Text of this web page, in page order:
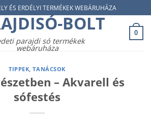
ÉS ERDÉLYI TERMÉKEK WEBÁRUHÁZA
BOLT
parajdi só termékek
webáruháza
0
TIPPEK, TANÁCSOK
– Akvarell és
sófestés